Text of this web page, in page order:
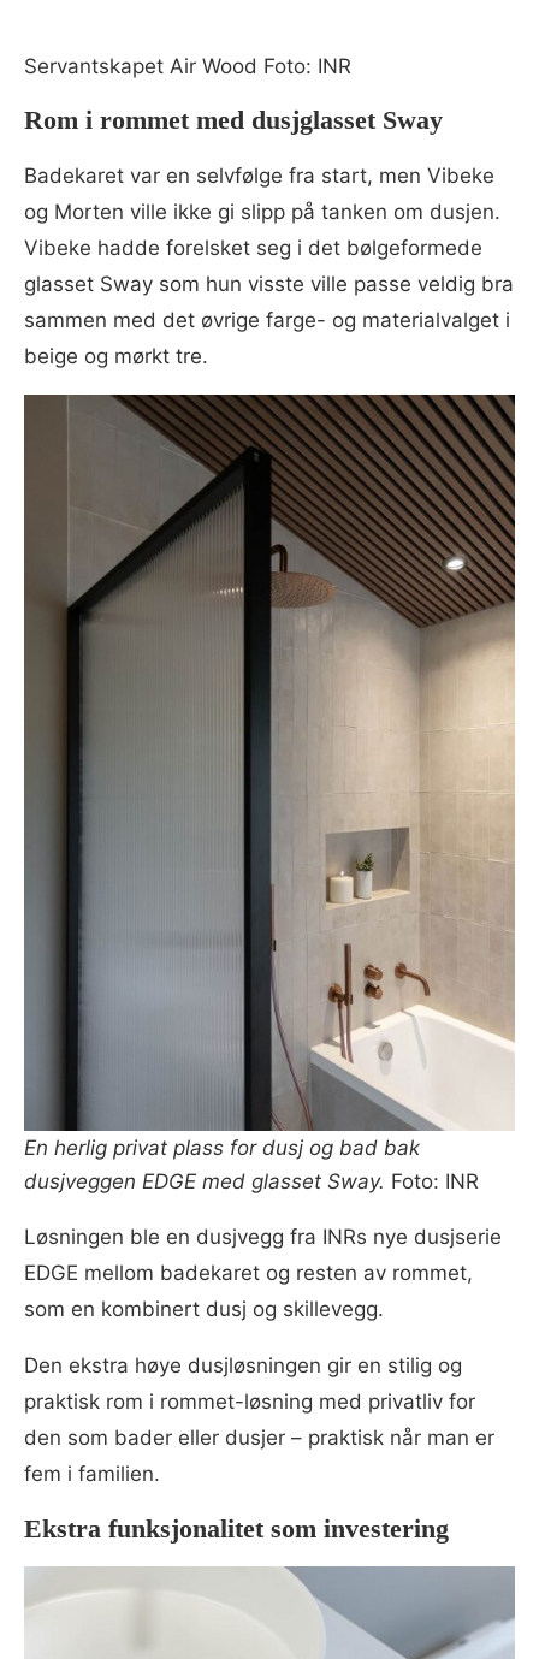
Servantskapet Air Wood Foto: INR
Rom i rommet med dusjglasset Sway
Badekaret var en selvfølge fra start, men Vibeke
og Morten ville ikke gi slipp på tanken om dusjen.
Vibeke hadde forelsket seg i det bølgeformede
glasset Sway som hun visste ville passe veldig bra
sammen med det øvrige farge- og materialvalget i
beige og mørkt tre.
En herlig privat plass for dusj og bad bak
dusjveggen EDGE med glasset Sway. Foto: INR
Løsningen ble en dusjvegg fra INRs nye dusjserie
EDGE mellom badekaret og resten av rommet,
som en kombinert dusj og skillevegg.
Den ekstra høye dusjløsningen gir en stilig og
praktisk rom i rommet-løsning med privatliv for
den som bader eller dusjer – praktisk når man er
fem i familien.
Ekstra funksjonalitet som investering